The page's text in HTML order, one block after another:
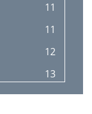
11
11
12
13
16